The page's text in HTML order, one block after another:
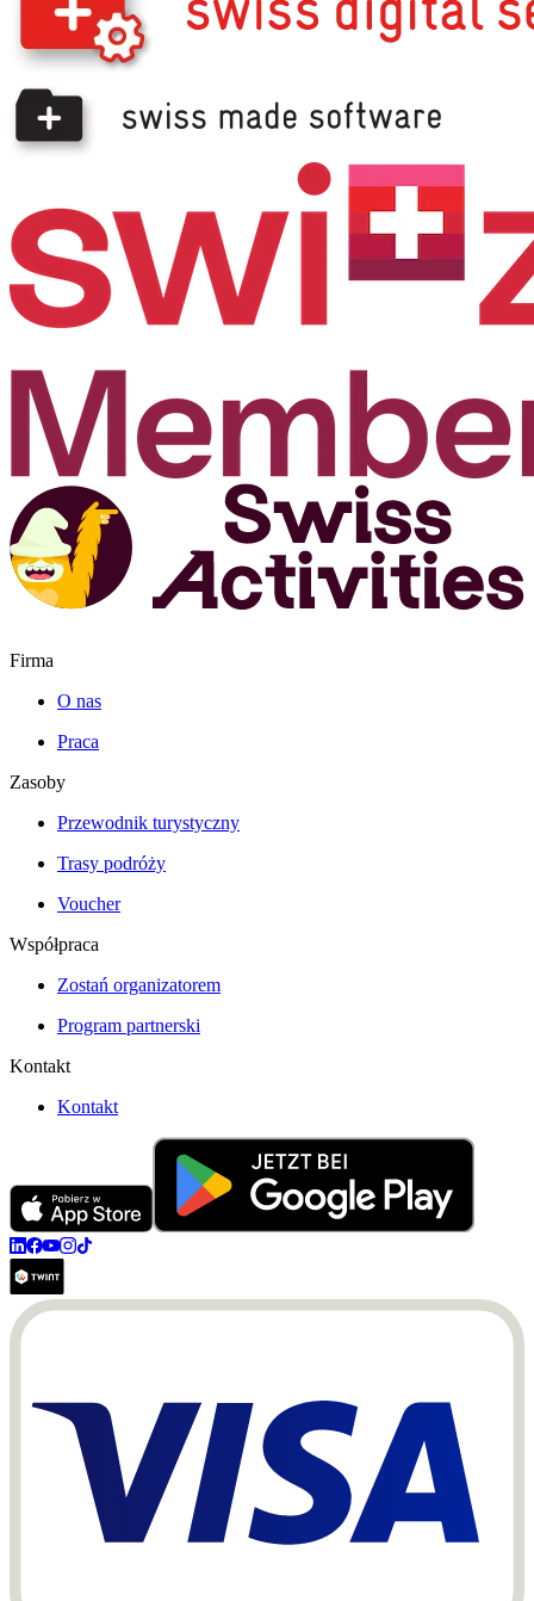
Firma
O nas
Praca
Zasoby
Przewodnik turystyczny
Trasy podróży
Voucher
Współpraca
Zostań organizatorem
Program partnerski
Kontakt
Kontakt